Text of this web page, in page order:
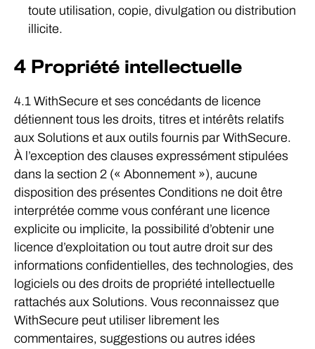
toute utilisation, copie, divulgation ou distribution
illicite.
4 Propriété intellectuelle
4.1 WithSecure et ses concédants de licence
détiennent tous les droits, titres et intérêts relatifs
aux Solutions et aux outils fournis par WithSecure.
À l’exception des clauses expressément stipulées
dans la section 2 (« Abonnement »), aucune
disposition des présentes Conditions ne doit être
interprétée comme vous conférant une licence
explicite ou implicite, la possibilité d’obtenir une
licence d’exploitation ou tout autre droit sur des
informations confidentielles, des technologies, des
logiciels ou des droits de propriété intellectuelle
rattachés aux Solutions. Vous reconnaissez que
WithSecure peut utiliser librement les
commentaires, suggestions ou autres idées